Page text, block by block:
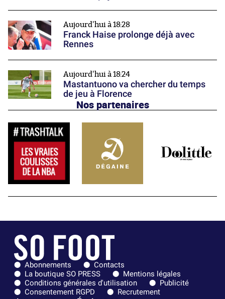
Aujourd'hui à 18:28
Franck Haise prolonge déjà avec
Rennes
Aujourd'hui à 18:24
Mastantuono va chercher du temps
de jeu à Florence
Nos partenaires
Abonnements
Contacts
La boutique SO PRESS
Mentions légales
Conditions générales d'utilisation
Publicité
Consentement RGPD
Recrutement